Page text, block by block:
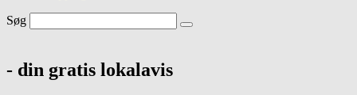
Søg
- din gratis lokalavis